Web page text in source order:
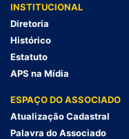
INSTITUCIONAL
Diretoria
Histórico
Estatuto
APS na Mídia
ESPAÇO DO ASSOCIADO
Atualização Cadastral
Palavra do Associado